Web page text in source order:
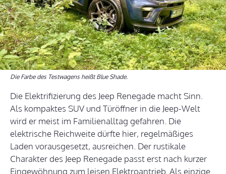
Die Farbe des Testwagens heißt Blue Shade.
Die Elektrifizierung des Jeep Renegade macht Sinn.
Als kompaktes SUV und Türöffner in die Jeep-Welt
wird er meist im Familienalltag gefahren. Die
elektrische Reichweite dürfte hier, regelmäßiges
Laden vorausgesetzt, ausreichen. Der rustikale
Charakter des Jeep Renegade passt erst nach kurzer
Eingewöhnung zum leisen Elektroantrieb. Als einzige